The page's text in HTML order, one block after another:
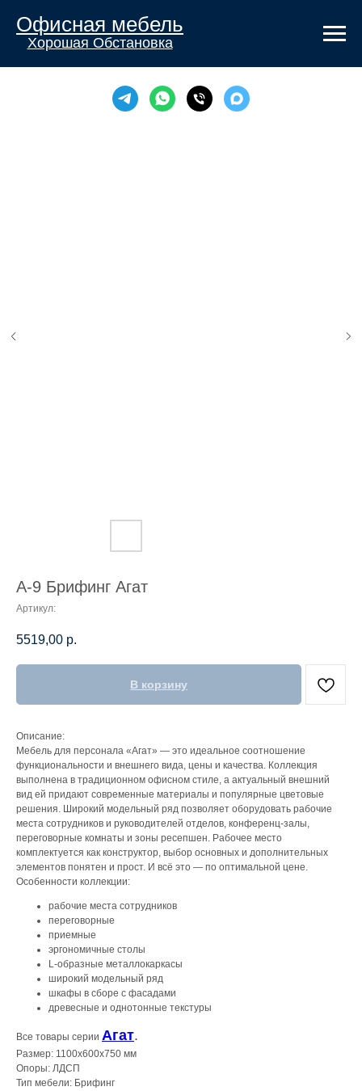
Офисная мебель
Хорошая Обстановка
А-9 Брифинг Агат
Артикул:
5519,00 р.
В корзину
Описание:
Мебель для персонала «Агат» — это идеальное соотношение
функциональности и внешнего вида, цены и качества. Коллекция
выполнена в традиционном офисном стиле, а актуальный внешний
вид ей придают современные материалы и популярные цветовые
решения. Широкий модельный ряд позволяет оборудовать рабочие
места сотрудников и руководителей отделов, конференц-залы,
переговорные комнаты и зоны ресепшен. Рабочее место
комплектуется как конструктор, выбор основных и дополнительных
элементов понятен и прост. И всё это — по оптимальной цене.
Особенности коллекции:
рабочие места сотрудников
переговорные
приемные
эргономичные столы
L-образные металлокаркасы
широкий модельный ряд
шкафы в сборе с фасадами
древесные и однотонные текстуры
Все товары серии Агат.
Размер: 1100x600x750 мм
Опоры: ЛДСП
Тип мебели: Брифинг